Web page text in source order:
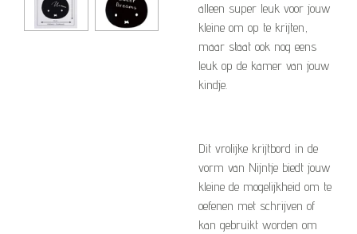
alleen super leuk voor jouw
kleine om op te krijten,
maar staat ook nog eens
leuk op de kamer van jouw
kindje.
Dit vrolijke krijtbord in de
vorm van Nijntje biedt jouw
kleine de mogelijkheid om te
oefenen met schrijven of
kan gebruikt worden om